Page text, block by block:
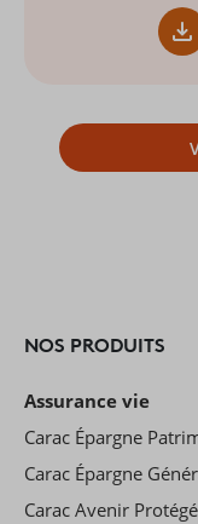
NOS PRODUITS
Assurance vie
Carac Épargne
Carac Épargne
Carac Avenir Protégé